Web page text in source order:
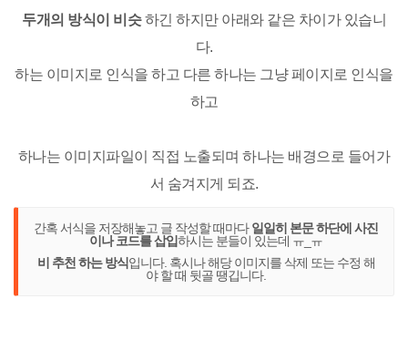
두개의 방식이 비슷하긴 하지만 아래와 같은 차이가 있습니
다.
하는 이미지로 인식을 하고 다른 하나는 그냥 페이지로 인식을
하고
하나는 이미지파일이 직접 노출되며 하나는 배경으로 들어가
서 숨겨지게 되죠.
간혹 서식을 저장해놓고 글 작성할 때마다일일히 본문 하단에 사진
이나 코드를 삽입하시는 분들이 있는데 ㅠ_ㅠ
비 추천 하는 방식입니다. 혹시나 해당 이미지를 삭제 또는 수정 해
야 할 때 뒷골 땡깁니다.